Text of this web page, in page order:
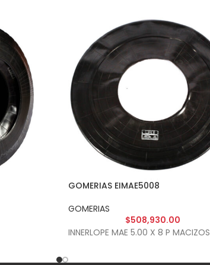
GOMERIAS EIMAE5008
GOMERIAS
$508,930.00
INNERLOPE MAE 5.00 X 8 P MACIZOS